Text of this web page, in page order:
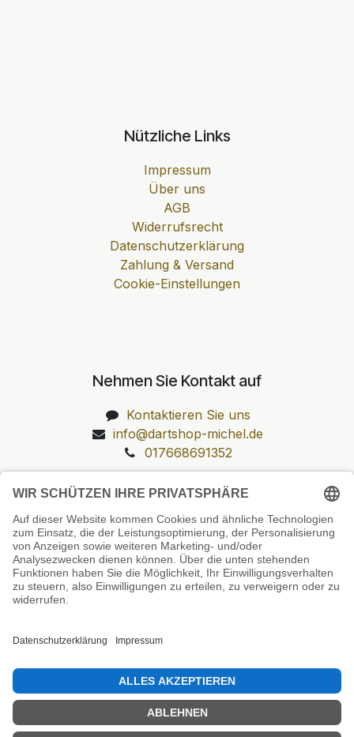
Nützliche Links
Impressum
Über uns
AGB
Widerrufsrecht
Datenschutzerklärung
Zahlung & Versand
Cookie-Einstellungen
Nehmen Sie Kontakt auf
Kontaktieren Sie uns
info@dartshop-michel.de
017668691352
Unsere Prüfsiegel